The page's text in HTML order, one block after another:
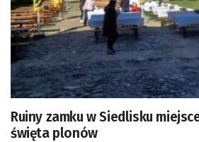
Ruiny zamku w Siedlisku
święta plonów